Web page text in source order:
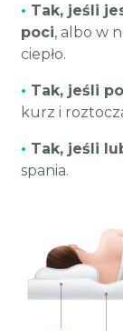
• Tak, jeśli
poci, albo w
ciepło.
• Tak, jeśli
kurz i
• Tak, jeśli
spania.